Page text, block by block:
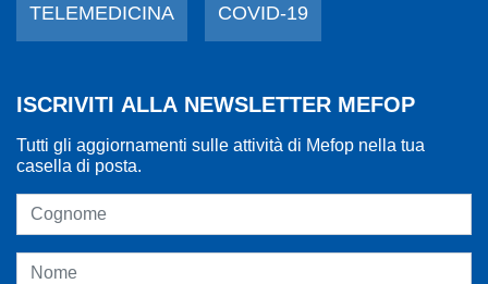
TELEMEDICINA COVID-19
ISCRIVITI ALLA NEWSLETTER MEFOP
Tutti gli aggiornamenti sulle attività di Mefop nella tua
casella di posta.